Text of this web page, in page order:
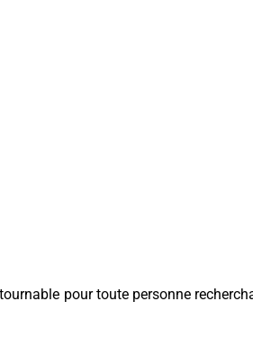
pour toute personne